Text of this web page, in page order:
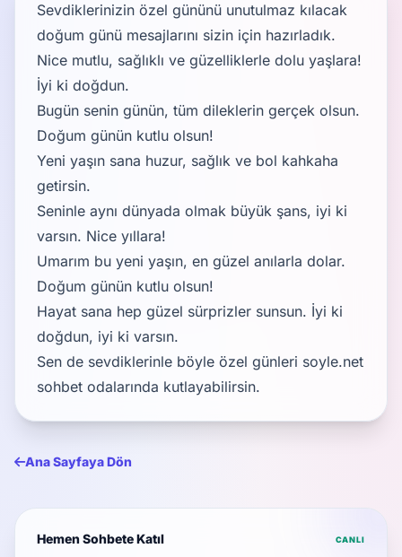
Hemen Sohbete Katıl CANLI
Sevdiklerinizin özel gününü unutulmaz kılacak
doğum günü mesajlarını sizin için hazırladık.
Nice mutlu, sağlıklı ve güzelliklerle dolu yaşlara!
İyi ki doğdun.
Bugün senin günün, tüm dileklerin gerçek olsun.
Doğum günün kutlu olsun!
Yeni yaşın sana huzur, sağlık ve bol kahkaha
getirsin.
Seninle aynı dünyada olmak büyük şans, iyi ki
varsın. Nice yıllara!
Umarım bu yeni yaşın, en güzel anılarla dolar.
Doğum günün kutlu olsun!
Hayat sana hep güzel sürprizler sunsun. İyi ki
doğdun, iyi ki varsın.
Sen de sevdiklerinle böyle özel günleri soyle.net
sohbet odalarında kutlayabilirsin.
Ana Sayfaya Dön